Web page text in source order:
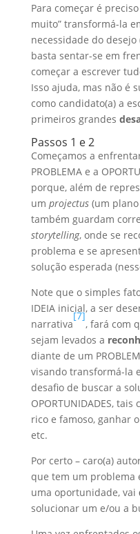
Para começar é preciso
muito” transformá-la
necessidade do
basta sentar-se em
começar a escrever
Isso ajuda, mas não é
como candidato(a) a
primeiros grandes
Passos 1 e 2
Começamos a
PROBLEMA e a
porque, além de
um projectus(um plano
também guardam
storytelling, onde se
problema e se
solução esperada
Note que o simples
IDEIA inicial, a ser
narrativa
[7]
, fará com
sejam levados a
diante de um
visando transformá-la
desafio de buscar a
OPORTUNIDADES,
rico e famoso, ganhar
etc.
Por certo – caro(a)
que tem um problema
uma oportunidade, vai
solucionar um e/ou a